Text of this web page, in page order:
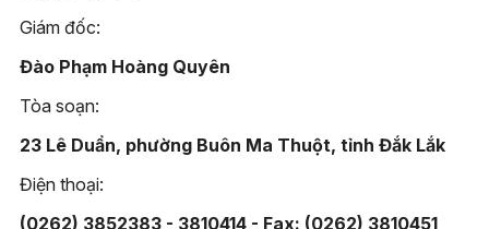
Giám đốc:
Đào Phạm Hoàng Quyên
Tòa soạn:
23 Lê Duẩn, phường Buôn Ma Thuột, tỉnh Đắk Lắk
Điện thoại:
(0262) 3852383 - 3810414 - Fax: (0262) 3810451